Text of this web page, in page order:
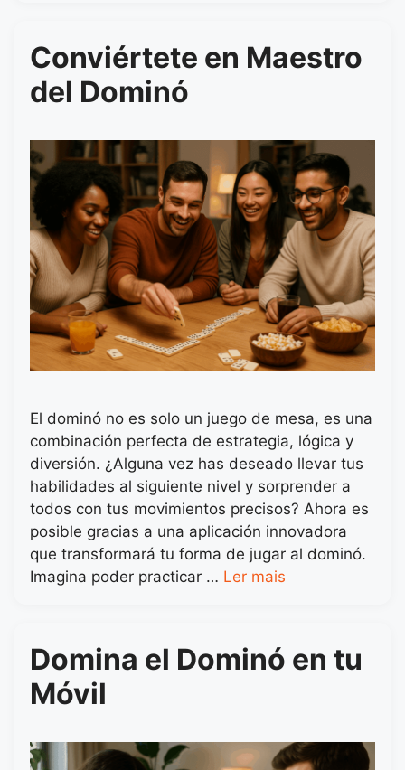
Conviértete en Maestro
del Dominó
El dominó no es solo un juego de mesa, es una
combinación perfecta de estrategia, lógica y
diversión. ¿Alguna vez has deseado llevar tus
habilidades al siguiente nivel y sorprender a
todos con tus movimientos precisos? Ahora es
posible gracias a una aplicación innovadora
que transformará tu forma de jugar al dominó.
Imagina poder practicar … Ler mais
Domina el Dominó en tu
Móvil